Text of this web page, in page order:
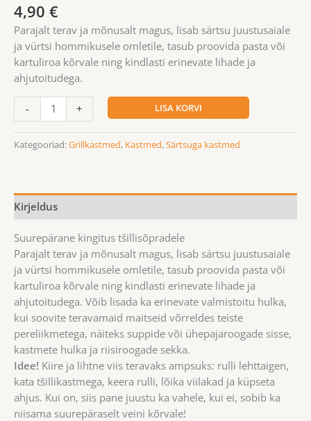
4,90 €
Parajalt terav ja mõnusalt magus, lisab särtsu juustusaiale
ja vürtsi hommikusele omletile, tasub proovida pasta või
kartuliroa kõrvale ning kindlasti erinevate lihade ja
ahjutoitudega.
- + LISA KORVI
Kategooriad:Grillkastmed, Kastmed,Särtsuga kastmed
Kirjeldus
Suurepärane kingitus tšillisõpradele
Parajalt terav ja mõnusalt magus, lisab särtsu juustusaiale
ja vürtsi hommikusele omletile, tasub proovida pasta või
kartuliroa kõrvale ning kindlasti erinevate lihade ja
ahjutoitudega. Võib lisada ka erinevate valmistoitu hulka,
kui soovite teravamaid maitseid võrreldes teiste
pereliikmetega, näiteks suppide või ühepajaroogade sisse,
kastmete hulka ja riisiroogade sekka.
Idee! Kiire ja lihtne viis teravaks ampsuks: rulli lehttaigen,
kata tšillikastmega, keera rulli, lõika viilakad ja küpseta
ahjus. Kui on, siis pane juustu ka vahele, kui ei, sobib ka
niisama suurepäraselt veini kõrvale!